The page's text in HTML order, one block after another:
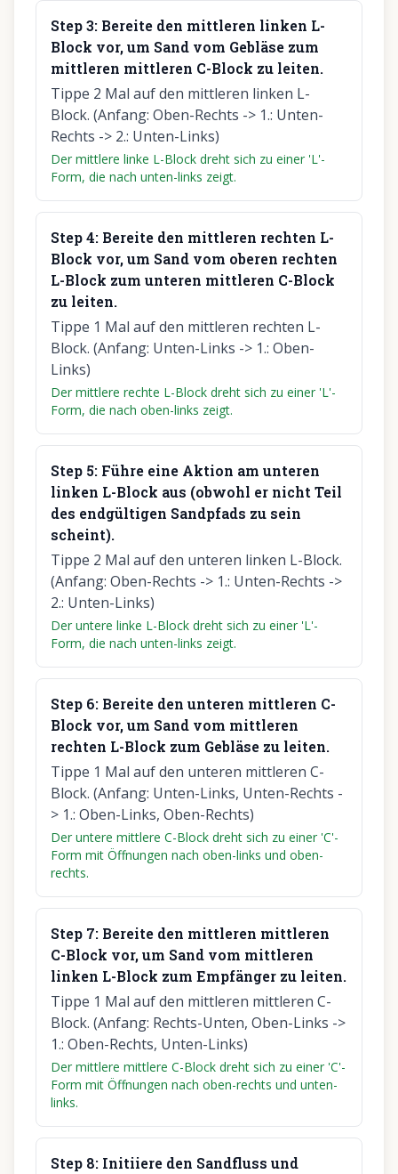
Step3: Bereite den mittleren linken L-
Block vor, um Sand vom Gebläse zum
mittleren mittleren C-Block zu leiten.
Tippe 2 Mal auf den mittleren linken L-
Block. (Anfang: Oben-Rechts -> 1.: Unten-
Rechts -> 2.: Unten-Links)
Der mittlere linke L-Block dreht sich zu einer 'L'-
Form, die nach unten-links zeigt.
Step4: Bereite den mittleren rechten L-
Block vor, um Sand vom oberen rechten
L-Block zum unteren mittleren C-Block
zu leiten.
Tippe 1 Mal auf den mittleren rechten L-
Block. (Anfang: Unten-Links -> 1.: Oben-
Links)
Der mittlere rechte L-Block dreht sich zu einer 'L'-
Form, die nach oben-links zeigt.
Step 5: Führe eine Aktion am unteren
linken L-Block aus (obwohl er nicht Teil
des endgültigen Sandpfads zu sein
scheint).
Tippe 2 Mal auf den unteren linken L-Block.
(Anfang: Oben-Rechts -> 1.: Unten-Rechts ->
2.: Unten-Links)
Der untere linke L-Block dreht sich zu einer 'L'-
Form, die nach unten-links zeigt.
Step 6: Bereite den unteren mittleren C-
Block vor, um Sand vom mittleren
rechten L-Block zum Gebläse zu leiten.
Tippe 1 Mal auf den unteren mittleren C-
Block. (Anfang: Unten-Links, Unten-Rechts -
> 1.: Oben-Links, Oben-Rechts)
Der untere mittlere C-Block dreht sich zu einer 'C'-
Form mit Öffnungen nach oben-links und oben-
rechts.
Step 7: Bereite den mittleren mittleren
C-Block vor, um Sand vom mittleren
linken L-Block zum Empfänger zu leiten.
Tippe 1 Mal auf den mittleren mittleren C-
Block. (Anfang: Rechts-Unten, Oben-Links ->
1.: Oben-Rechts, Unten-Links)
Der mittlere mittlere C-Block dreht sich zu einer 'C'-
Form mit Öffnungen nach oben-rechts und unten-
links.
Step 8: Initiiere den Sandfluss und